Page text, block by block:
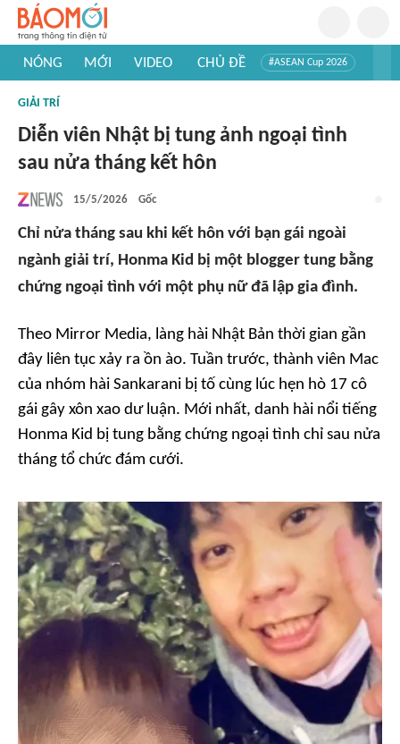
NÓNG MỚI VIDEO CHỦ ĐỀ #ASEAN Cup 2026
#Khám phá thế giới
GIẢI TRÍ
Diễn viên Nhật bị tung ảnh ngoại tình
sau nửa tháng kết hôn
15/5/2026 Gốc
Chỉ nửa tháng sau khi kết hôn với bạn gái ngoài
ngành giải trí, Honma Kid bị một blogger tung bằng
chứng ngoại tình với một phụ nữ đã lập gia đình.
Theo Mirror Media, làng hài Nhật Bản thời gian gần
đây liên tục xảy ra ồn ào. Tuần trước, thành viên Mac
của nhóm hài Sankarani bị tố cùng lúc hẹn hò 17 cô
gái gây xôn xao dư luận. Mới nhất, danh hài nổi tiếng
Honma Kid bị tung bằng chứng ngoại tình chỉ sau nửa
tháng tổ chức đám cưới.